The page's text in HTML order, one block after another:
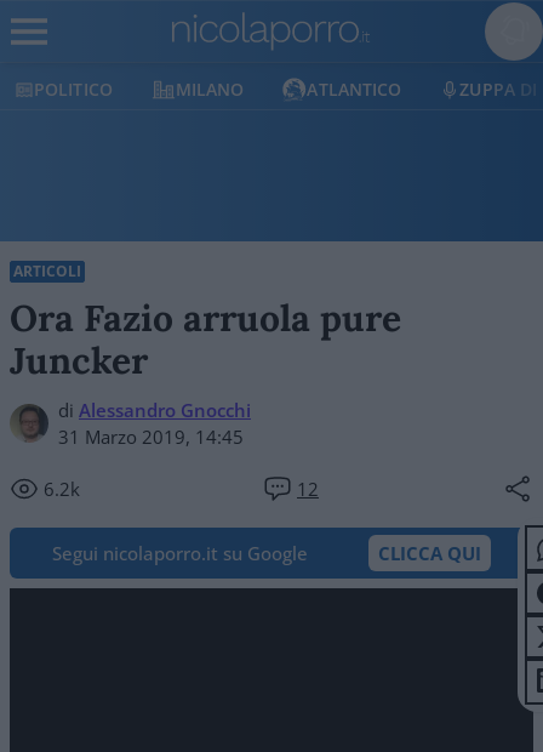
POLITICO MILANO ATLANTICO ZUPPA DI
ARTICOLI
Ora Fazio arruola pure
Juncker
di Alessandro Gnocchi
31 Marzo 2019, 14:45
6.2k 12
Segui nicolaporro.it su Google CLICCA QUI